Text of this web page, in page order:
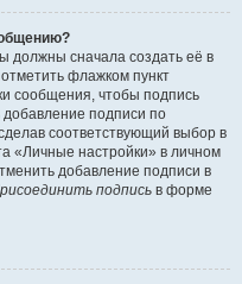
должны сначала создать её в
флажком пункт
сообщения, чтобы подпись
подписи по
соответствующий выбор в
«Личные настройки» в личном
добавление подписи в
подпись в форме